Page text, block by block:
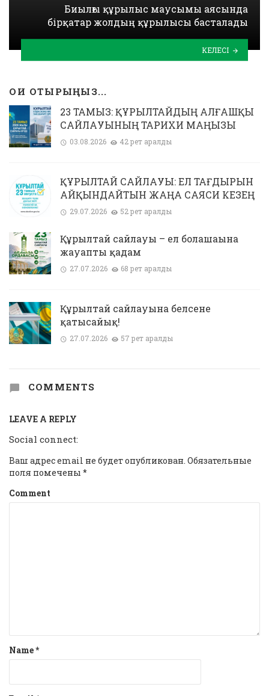
Биылғы құрылыс маусымы аясында
бірқатар жолдың құрылысы басталады
КЕЛЕСІ
ОҚИ ОТЫРЫҢЫЗ...
23 ТАМЫЗ: ҚҰРЫЛТАЙДЫҢ АЛҒАШҚЫ
САЙЛАУЫНЫҢ ТАРИХИ МАҢЫЗЫ
03.08.2026 42 рет қаралды
ҚҰРЫЛТАЙ САЙЛАУЫ: ЕЛ ТАҒДЫРЫН
АЙҚЫНДАЙТЫН ЖАҢА САЯСИ КЕЗЕҢ
29.07.2026 52 рет қаралды
Құрылтай сайлауы – ел болашағына
жауапты қадам
27.07.2026 68 рет қаралды
Құрылтай сайлауына белсене
қатысайық!
27.07.2026 57 рет қаралды
COMMENTS
LEAVE A REPLY
Social connect:
Ваш адрес email не будет опубликован. Обязательные
поля помечены *
Comment
Name*